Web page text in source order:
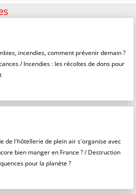
incendies, comment prévenir demain ?
/ Incendies : les récoltes de dons pour
de l'hôtellerie de plein air s'organise avec
bien manger en France ? / Destruction
pour la planète ?